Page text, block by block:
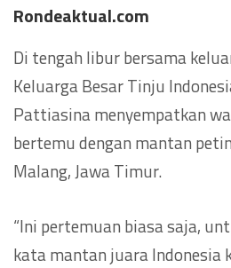
Rondeaktual.com
Di tengah libur bersama
Keluarga Besar Tinju
Pattiasina menyempatkan
bertemu dengan mantan
Malang, Jawa Timur.
“Ini pertemuan biasa saja,
kata mantan juara Indonesia